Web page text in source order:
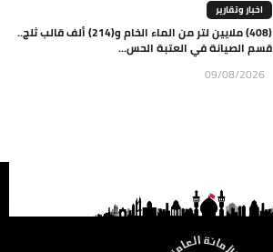
اخبار وتقارير
(408) ملايين لتر من الماء الخام و(214) ألف قالب ثلج..
قسم الصيانة في العتبة الحس...
09/08/2026